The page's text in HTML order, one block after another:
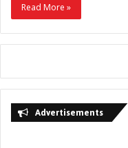
Read More »
Advertisements